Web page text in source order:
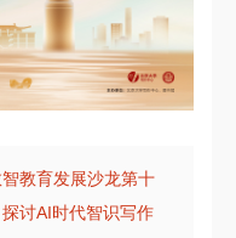
教育发展沙龙第十
讨AI时代智识写作